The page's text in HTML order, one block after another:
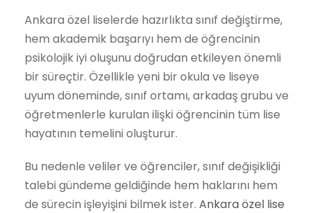
Ankara özel liselerde hazırlıkta sınıf değiştirme,
hem akademik başarıyı hem de öğrencinin
psikolojik iyi oluşunu doğrudan etkileyen önemli
bir süreçtir. Özellikle yeni bir okula ve liseye
uyum döneminde, sınıf ortamı, arkadaş grubu ve
öğretmenlerle kurulan ilişki öğrencinin tüm lise
hayatının temelini oluşturur.
Bu nedenle veliler ve öğrenciler, sınıf değişikliği
talebi gündeme geldiğinde hem haklarını hem
de sürecin işleyişini bilmek ister. Ankara özel lise